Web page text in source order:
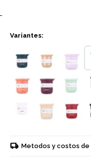
Variantes:
Metodos y costos de